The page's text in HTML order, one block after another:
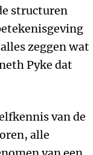
structuren
zeggen wat
Pyke dat
van de
alle